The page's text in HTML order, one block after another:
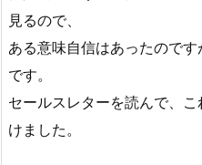
見るので、
ある意味自信はあったので
です。
セールスレターを読んで、
けました。